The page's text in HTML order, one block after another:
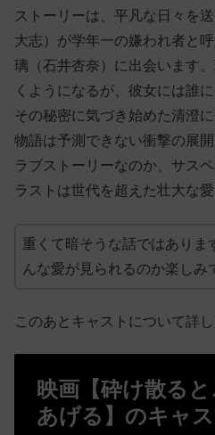
ストーリーは、平凡な日々を
大志）が学年一の嫌われ者と
璃（石井杏奈）に出会います
くようになるが、彼女には誰
その秘密に気づき始めた清澄
物語は予測できない衝撃の展開
ラブストーリーなのか、サス
ラストは世代を超えた壮大な愛
重くて暗そうな話ではありま
んな愛が見られるのか楽しみ
このあとキャストについて詳
映画【砕け散る
あげる】のキャス